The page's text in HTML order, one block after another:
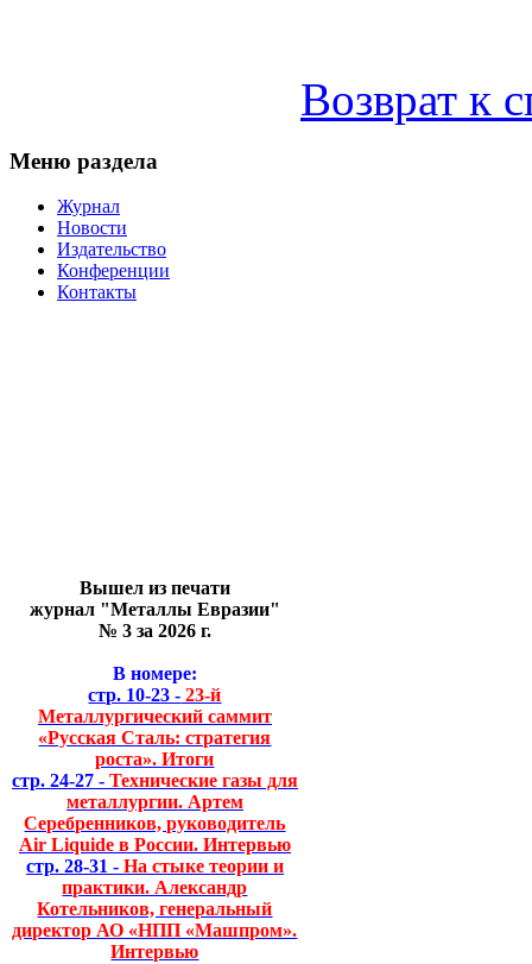
Возврат к
Меню раздела
Журнал
Новости
Издательство
Конференции
Контакты
Вышел из печати
журнал "Металлы Евразии"
№ 3 за 2026 г.
В номере:
стр. 10-23 - 23-й
Металлургический саммит
«Русская Сталь: стратегия
роста». Итоги
стр. 24-27 - Технические газы для
металлургии. Артем
Серебренников, руководитель
Air Liquide в России. Интервью
стр. 28-31 - На стыке теории и
практики. Александр
Котельников, генеральный
директор АО «НПП «Машпром».
Интервью